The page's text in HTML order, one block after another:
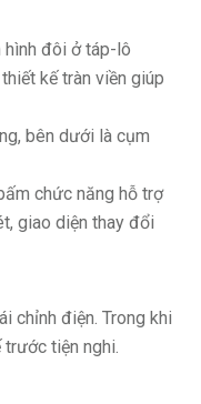
hình đôi ở táp-lô
kế tràn viền giúp
bên dưới là cụm
chức năng hỗ trợ
giao diện thay đổi
chỉnh điện. Trong khi
tiện nghi.